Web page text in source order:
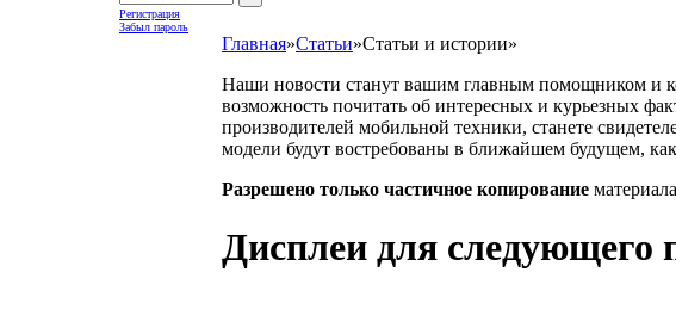
Регистрация
Забыл пароль
Главная»Статьи»Статьи и истории»
Наши новости станут вашим главным помощником и
возможность почитать об интересных и курьезных
производителей мобильной техники, станете
модели будут востребованы в ближайшем будущем,
Разрешено только частичное копирование
Дисплеи для следующего